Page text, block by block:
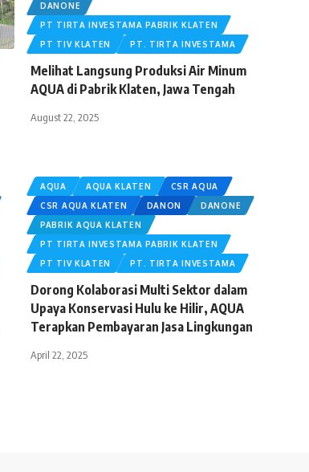
DANONE
PT TIRTA INVESTAMA PABRIK KLATEN
PT TIV KLATEN
PT. TIRTA INVESTAMA
Melihat Langsung Produksi Air Minum
AQUA di Pabrik Klaten, Jawa Tengah
August 22, 2025
AQUA AQUA KLATEN
CSR AQUA
CSR AQUA KLATEN
DANON
DANONE
PABRIK AQUA KLATEN
PT TIRTA INVESTAMA PABRIK KLATEN
PT TIV KLATEN
PT. TIRTA INVESTAMA
Dorong Kolaborasi Multi Sektor dalam
Upaya Konservasi Hulu ke Hilir, AQUA
Terapkan Pembayaran Jasa Lingkungan
April 22, 2025